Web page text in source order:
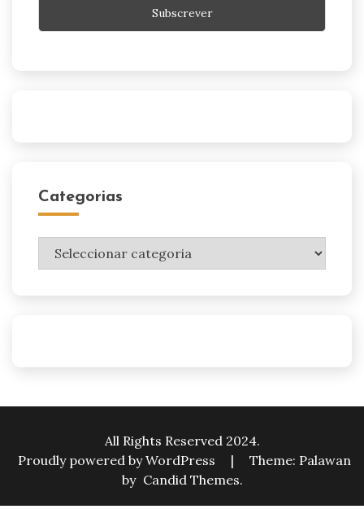
Categorias
Categorias
All Rights Reserved 2024.
Proudly powered by WordPress
|
Theme: Palawan
by Candid Themes.